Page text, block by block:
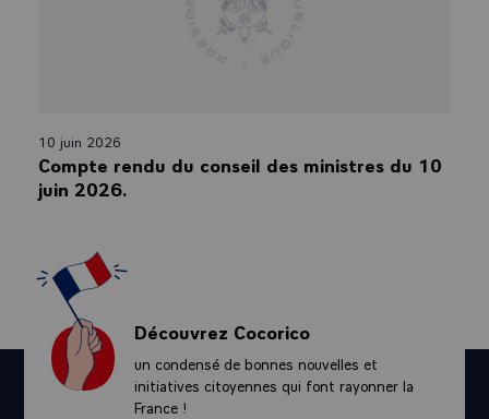
10 juin 2026
Compte rendu du conseil des ministres du 10
juin 2026.
Découvrez Cocorico
un condensé de bonnes nouvelles et
initiatives citoyennes qui font rayonner la
France !